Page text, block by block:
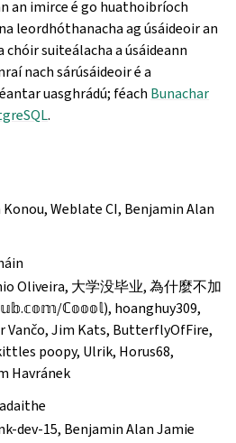
an imirce é go huathoibríoch
leordhóthanacha ag úsáideoir an
chóir suiteálacha a úsáideann
nach sárúsáideoir é a
uasghrádú; féach Bunachar
.
Weblate CI, Benjamin Alan
Oliveira, 大学没毕业, 為什麼不加
ℂ𝕠𝕠𝕠𝕝), hoanghuy309,
Vančo, Jim Kats, ButterflyOfFire,
poopy, Ulrik, Horus68,
Havránek
dev-15, Benjamin Alan Jamie